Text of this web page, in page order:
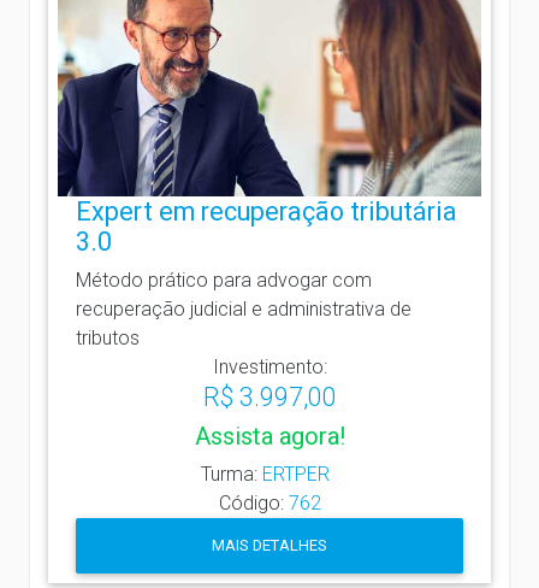
Expert em recuperação tributária
3.0
Método prático para advogar com
recuperação judicial e administrativa de
tributos
Investimento:
R$ 3.997,00
Assista agora!
Turma: ERTPER
Código: 762
MAIS DETALHES